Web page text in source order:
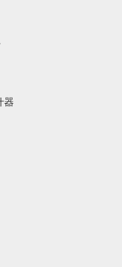
器